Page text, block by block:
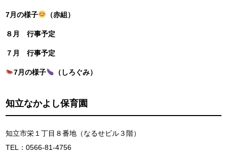
7月の様子 （赤組）
８月 行事予定
７月 行事予定
7月の様子 （しろぐみ）
知立なかよし保育園
知立市栄１丁目８番地（なるせビル３階）
TEL：0566-81-4756